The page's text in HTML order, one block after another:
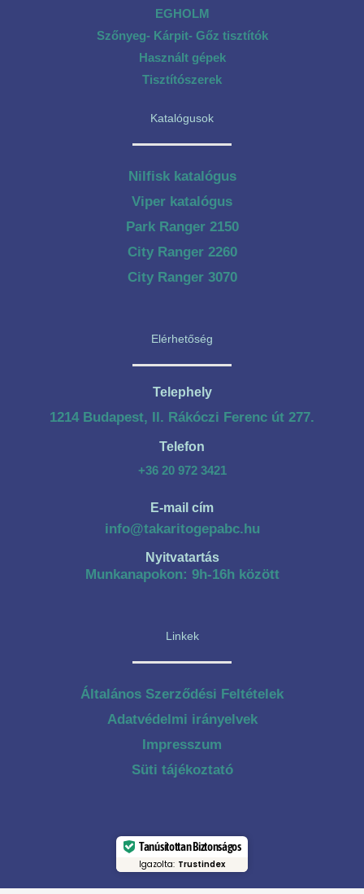
EGHOLM
Szőnyeg- Kárpit- Gőz tisztítók
Használt gépek
Tisztítószerek
Katalógusok
Nilfisk katalógus
Viper katalógus
Park Ranger 2150
City Ranger 2260
City Ranger 3070
Elérhetőség
Telephely
1214 Budapest, II. Rákóczi Ferenc út 277.
Telefon
+36 20 972 3421
E-mail cím
info@takaritogepabc.hu
Nyitvatartás
Munkanapokon: 9h-16h között
Linkek
Általános Szerződési Feltételek
Adatvédelmi irányelvek
Impresszum
Süti tájékoztató
Tanúsítottan Biztonságos
Igazolta: Trustindex